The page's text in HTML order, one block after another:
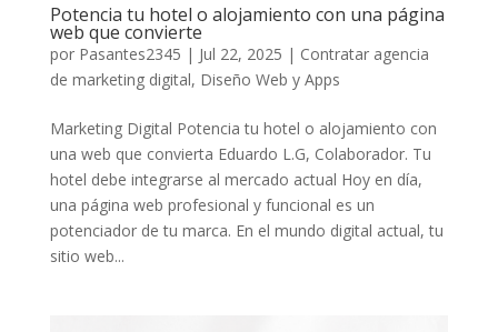
Potencia tu hotel o alojamiento con una página
web que convierte
por Pasantes2345 | Jul 22, 2025 | Contratar agencia
de marketing digital, Diseño Web y Apps
Marketing Digital Potencia tu hotel o alojamiento con
una web que convierta Eduardo L.G, Colaborador. Tu
hotel debe integrarse al mercado actual Hoy en día,
una página web profesional y funcional es un
potenciador de tu marca. En el mundo digital actual, tu
sitio web...